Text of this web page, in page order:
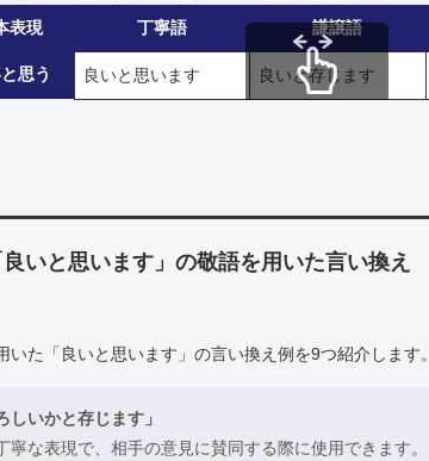
表現
丁寧語 謙譲語
思う 良いと思います 良いと存じます
良いと思います」の敬語を用いた言い換え
いた「良いと思います」の言い換え例を9つ紹介します。
しいかと存じます」
寧な表現で、相手の意見に賛同する際に使用できます。